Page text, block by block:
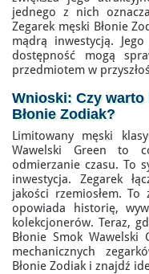
jednego z nich
Zegarek męski Błonie
mądrą inwestycją.
dostępność mogą
przedmiotem w
Wnioski: Czy
Błonie Zodiak?
Limitowany męski
Wawelski Green to
odmierzanie czasu. To
inwestycja. Zegarek
jakości rzemiosłem.
opowiada historię,
kolekcjonerów. Teraz,
Błonie Smok Wawelski
mechanicznych
Błonie Zodiak i znajdź